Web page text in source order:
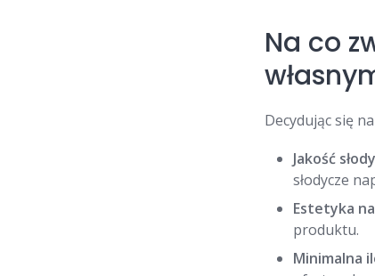
Na co
Decydując się
Jakość
słodycze
Estetyka
produktu.
Minimalna